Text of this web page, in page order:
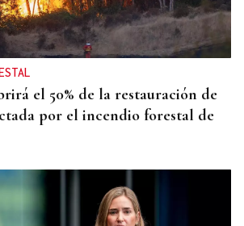
el 50% de la restauración de
por el incendio forestal de